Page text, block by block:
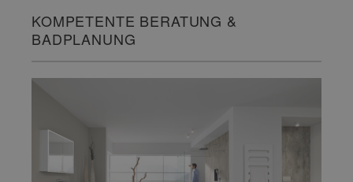
KOMPETENTE BERATUNG &
BADPLANUNG